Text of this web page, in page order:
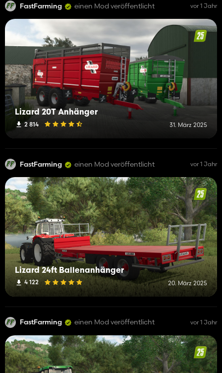
FastFarming einen Mod veröffentlicht vor 1 Jahr
Lizard 20T Anhänger
2 814 31. März 2025
FastFarming einen Mod veröffentlicht vor 1 Jahr
Lizard 24ft Ballenanhänger
4 122 20. März 2025
FastFarming einen Mod veröffentlicht vor 1 Jahr